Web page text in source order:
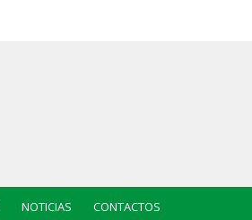
NOTICIAS CONTACTOS